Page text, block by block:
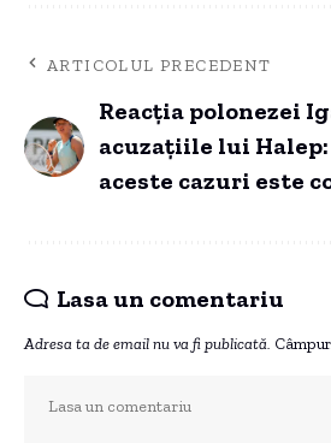
ARTICOLUL PRECEDENT
Reacția polonezei
acuzațiile lui
aceste cazuri este
Lasa un comentariu
Adresa ta de email nu va fi publicată.